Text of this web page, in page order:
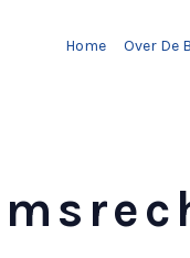
Home Over De